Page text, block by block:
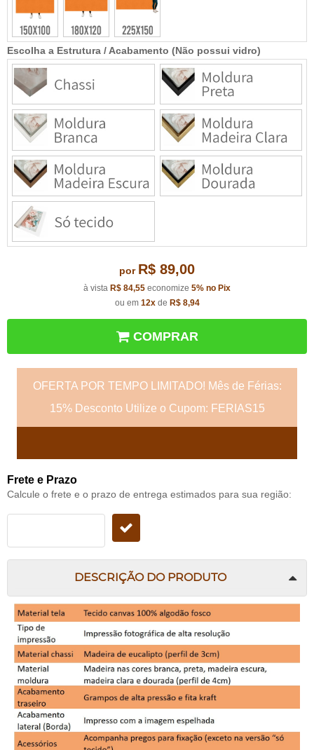
Escolha a Estrutura / Acabamento (Não possui vidro)
por R$ 89,00
à vista R$ 84,55 economize 5% no Pix
ou em 12xde R$ 8,94
COMPRAR
OFERTA POR TEMPO LIMITADO! Mês de Férias:
15% Desconto Utilize o Cupom: FERIAS15
Frete e Prazo
Calcule o frete e o prazo de entrega estimados para sua região:
DESCRIÇÃO DO PRODUTO